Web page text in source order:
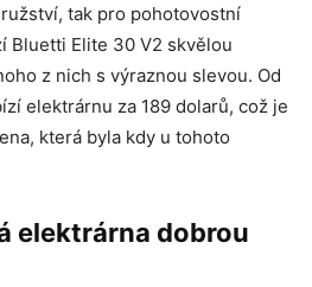
tak pro pohotovostní
Bluetti Elite 30 V2 skvělou
z nich s výraznou slevou. Od
elektrárnu za 189 dolarů, což je
která byla kdy u tohoto
elektrárna dobrou